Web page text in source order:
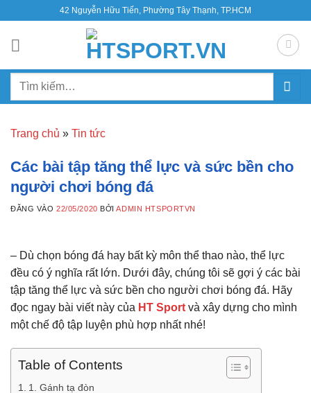
nội
42 Nguyễn Hữu Tiến, Phường Tây Thạnh, TP.HCM
Tìm
Trang chủ » Tin tức
Các bài tập tăng thể lực và sức bền cho
người chơi bóng đá
ĐĂNG VÀO22/05/2020 BỞIADMIN HTSPORTVN
– Dù chọn bóng đá hay bất kỳ môn thể thao nào, thể lực
đều có ý nghĩa rất lớn. Dưới đây, chúng tôi sẽ gợi ý các bài
tập tăng thể lực và sức bền cho người chơi bóng đá. Hãy
đọc ngay bài viết này của HT Sport và xây dựng cho mình
một chế độ tập luyện phù hợp nhất nhé!
Table of Contents
1. Gánh tạ đòn